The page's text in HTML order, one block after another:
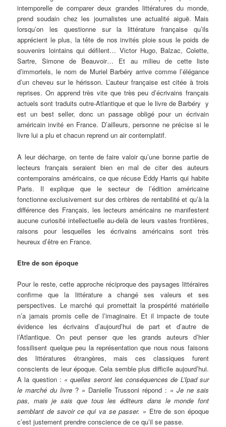
intemporelle de comparer deux grandes littératures du monde,
prend soudain chez les journalistes une actualité aiguë. Mais
lorsqu’on les questionne sur la littérature française qu’ils
apprécient le plus, la tête de nos invités ploie sous le poids de
souvenirs lointains qui défilent… Victor Hugo, Balzac, Colette,
Sartre, Simone de Beauvoir… Et au milieu de cette liste
d’immortels, le nom de Muriel Barbéry arrive comme l’élégance
d’un cheveu sur le hérisson. L’auteur française est citée à trois
reprises. On apprend très vite que très peu d’écrivains français
actuels sont traduits outre-Atlantique et que le livre de Barbéry y
est un best seller, donc un passage obligé pour un écrivain
américain invité en France. D’ailleurs, personne ne précise si le
livre lui a plu et chacun reprend un air contemplatif.
A leur décharge, on tente de faire valoir qu’une bonne partie de
lecteurs français seraient bien en mal de citer des auteurs
contemporains américains, ce que récuse Eddy Harris qui habite
Paris. Il explique que le secteur de l’édition américaine
fonctionne exclusivement sur des critères de rentabilité et qu’à la
différence des Français, les lecteurs américains ne manifestent
aucune curiosité intellectuelle au-delà de leurs vastes frontières,
raisons pour lesquelles les écrivains américains sont très
heureux d’être en France.
Etre de son époque
Pour le reste, cette approche réciproque des paysages littéraires
confirme que la littérature a changé ses valeurs et ses
perspectives. Le marché qui promettait la prospérité matérielle
n’a jamais promis celle de l’imaginaire. Et il impacte de toute
évidence les écrivains d’aujourd’hui de part et d’autre de
l’Atlantique. On peut penser que les grands auteurs d’hier
fossilisent quelque peu la représentation que nous nous faisons
des littératures étrangères, mais ces classiques furent
conscients de leur époque. Cela semble plus difficile aujourd’hui.
A la question : « quelles seront les conséquences de L’Ipad sur
le marché du livre ? » Danielle Trussoni répond : « Je ne sais
pas, mais je sais que tous les éditeurs dans le monde font
semblant de savoir ce qui va se passer. » Etre de son époque
c’est justement prendre conscience de ce qu’il se passe.